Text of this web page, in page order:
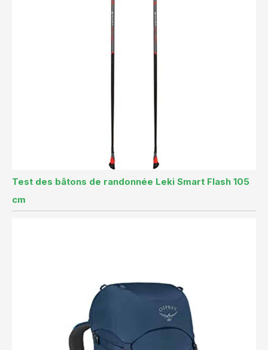
Test des bâtons de randonnée Leki Smart Flash 105
cm